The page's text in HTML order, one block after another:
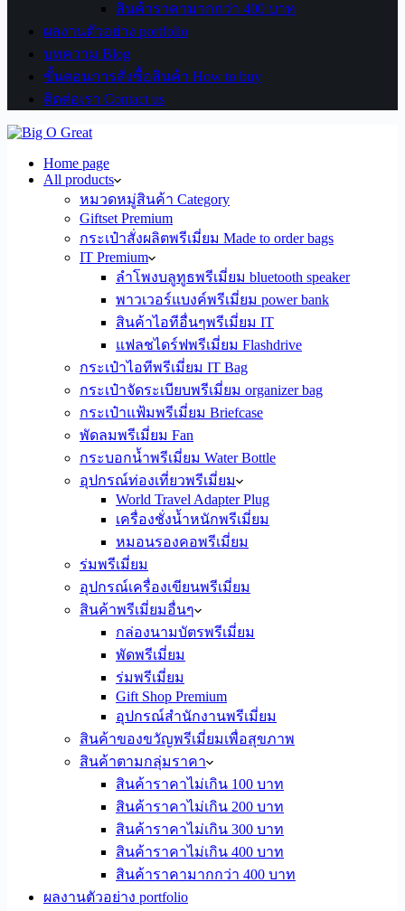
สินค้าราคามากกว่า 400 บาท
ผลงานตัวอย่าง portfolio
บทความ Blog
ขั้นตอนการสั่งซื้อสินค้า How to buy
ติดต่อเรา Contact us
Home page
All products
หมวดหมู่สินค้า Category
Giftset Premium
กระเป๋าสั่งผลิตพรีเมี่ยม Made to order bags
IT Premium
ลำโพงบลูทูธพรีเมี่ยม bluetooth speaker
พาวเวอร์แบงค์พรีเมี่ยม power bank
สินค้าไอทีอื่นๆพรีเมี่ยม IT
แฟลชไดร์ฟพรีเมี่ยม Flashdrive
กระเป๋าไอทีพรีเมี่ยม IT Bag
กระเป๋าจัดระเบียบพรีเมี่ยม organizer bag
กระเป๋าแฟ้มพรีเมี่ยม Briefcase
พัดลมพรีเมี่ยม Fan
กระบอกน้ำพรีเมี่ยม Water Bottle
อุปกรณ์ท่องเที่ยวพรีเมี่ยม
World Travel Adapter Plug
เครื่องชั่งน้ำหนักพรีเมี่ยม
หมอนรองคอพรีเมี่ยม
ร่มพรีเมี่ยม
อุปกรณ์เครื่องเขียนพรีเมี่ยม
สินค้าพรีเมี่ยมอื่นๆ
กล่องนามบัตรพรีเมี่ยม
พัดพรีเมี่ยม
ร่มพรีเมี่ยม
Gift Shop Premium
อุปกรณ์สำนักงานพรีเมี่ยม
สินค้าของขวัญพรีเมี่ยมเพื่อสุขภาพ
สินค้าตามกลุ่มราคา
สินค้าราคาไม่เกิน 100 บาท
สินค้าราคาไม่เกิน 200 บาท
สินค้าราคาไม่เกิน 300 บาท
สินค้าราคาไม่เกิน 400 บาท
สินค้าราคามากกว่า 400 บาท
ผลงานตัวอย่าง portfolio